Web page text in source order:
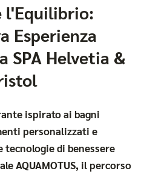
l'Equilibrio:
Esperienza
SPA Helvetia &
ispirato ai bagni
personalizzati e
tecnologie di benessere
AQUAMOTUS, il percorso